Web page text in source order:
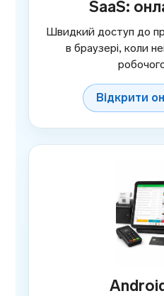
SaaS:
Швидкий доступ до
в браузері, коли
Відкрити